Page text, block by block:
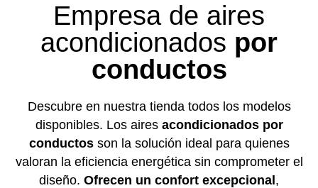
Empresa de aires
acondicionados por
conductos
Descubre en nuestra tienda todos los modelos
disponibles. Los aires acondicionados por
conductosson la solución ideal para quienes
valoran la eficiencia energética sin comprometer el
diseño. Ofrecen un confort excepcional ,